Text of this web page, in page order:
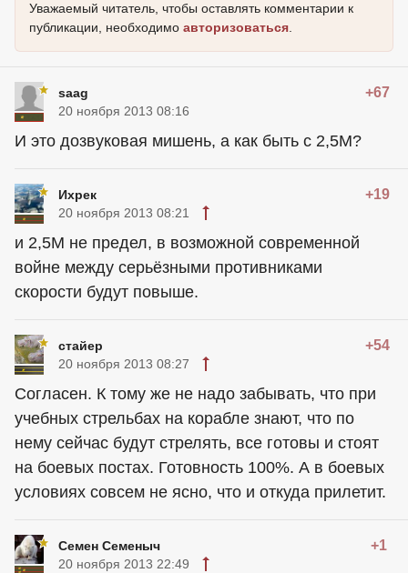
Уважаемый читатель, чтобы оставлять комментарии к
публикации, необходимо авторизоваться
saag +67
20 ноября 2013 08:16
И это дозвуковая мишень, а как быть с 2,5М?
Ихрек +19
20 ноября 2013 08:21
и 2,5М не предел, в возможной современной
войне между серьёзными противниками
скорости будут повыше.
стайер +54
20 ноября 2013 08:27
Согласен. К тому же не надо забывать, что при
учебных стрельбах на корабле знают, что по
нему сейчас будут стрелять, все готовы и стоят
на боевых постах. Готовность 100%. А в боевых
условиях совсем не ясно, что и откуда прилетит.
Семен Семеныч +1
20 ноября 2013 22:49